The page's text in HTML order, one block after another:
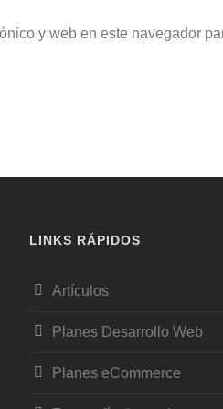
y web en este navegador
LINKS RÁPIDOS
Artículos
Planes Desarrollo Web
Planes eCommerce